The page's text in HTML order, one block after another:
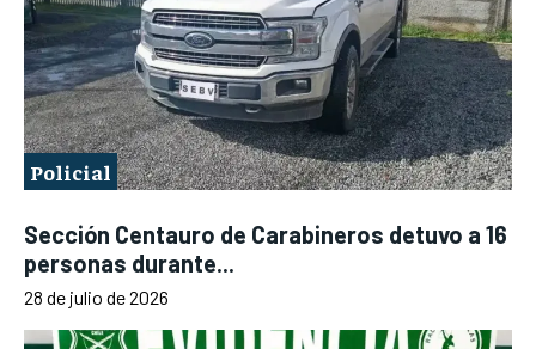
Policial
Sección Centauro de Carabineros detuvo a 16
personas durante...
28 de julio de 2026